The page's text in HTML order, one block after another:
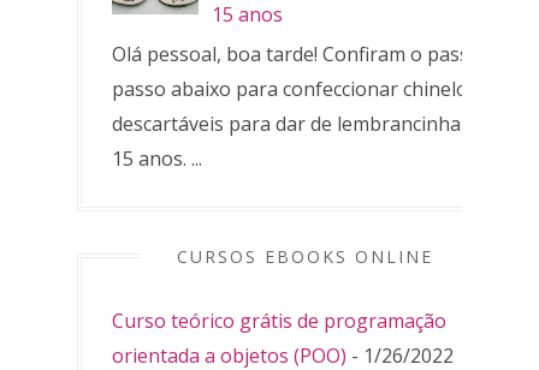
15 anos
Olá pessoal, boa tarde! Confiram o passo a
passo abaixo para confeccionar chinelos
descartáveis para dar de lembrancinha de
15 anos. ...
CURSOS EBOOKS ONLINE
Curso teórico grátis de programação
orientada a objetos (POO) - 1/26/2022